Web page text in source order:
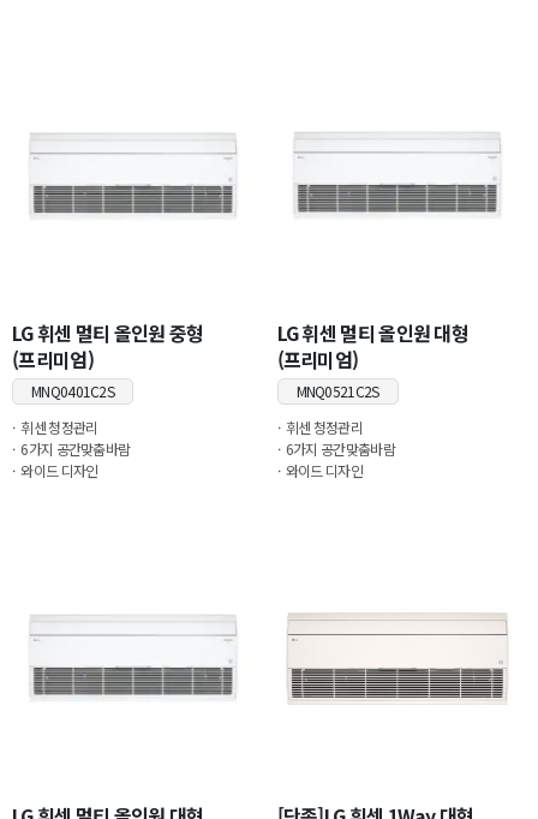
LG 휘센 멀티 올인원 중형
(프리미엄)
MNQ0401C2S
휘센 청정관리
6가지 공간맞춤바람
와이드 디자인
LG 휘센 멀티 올인원 대형
(프리미엄)
MNQ0521C2S
휘센 청정관리
6가지 공간맞춤바람
와이드 디자인